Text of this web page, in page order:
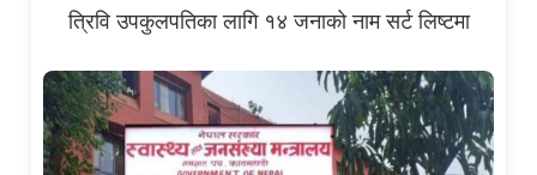
त्रिवि उपकुलपतिका लागि १४ जनाको नाम सर्ट लिष्टमा